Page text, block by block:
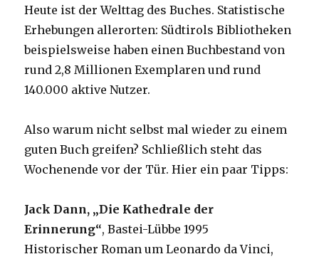
Heute ist der Welttag des Buches. Statistische
Erhebungen allerorten: Südtirols Bibliotheken
beispielsweise haben einen Buchbestand von
rund 2,8 Millionen Exemplaren und rund
140.000 aktive Nutzer.
Also warum nicht selbst mal wieder zu einem
guten Buch greifen? Schließlich steht das
Wochenende vor der Tür. Hier ein paar Tipps:
Jack Dann, „Die Kathedrale der
Erinnerung“, Bastei-Lübbe 1995
Historischer Roman um Leonardo da Vinci,